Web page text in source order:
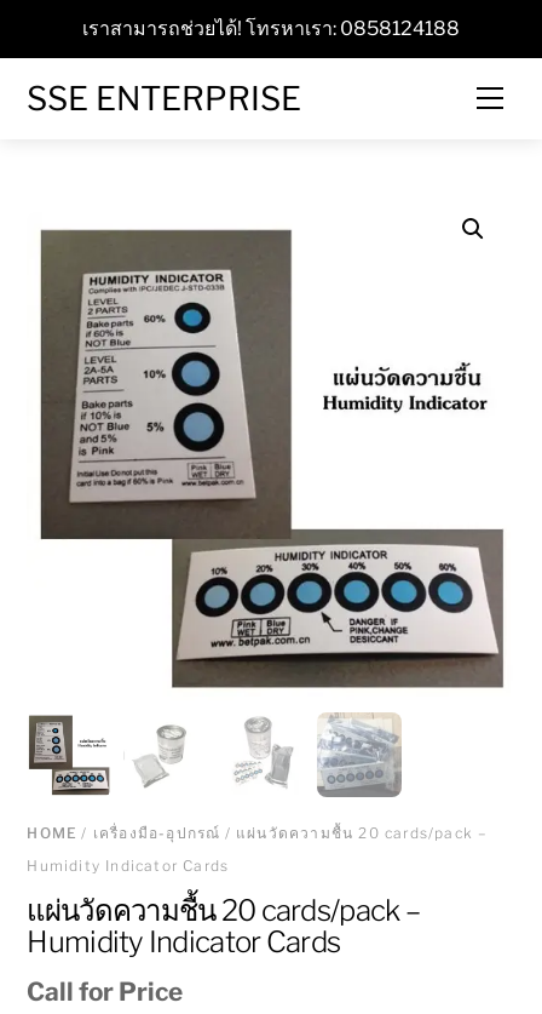
content
เราสามารถช่วยได้! โทรหาเรา: 0858124188
SSE ENTERPRISE
HOME / เครื่องมือ-อุปกรณ์ / แผ่นวัดความชื้น 20 cards/pack –
Humidity Indicator Cards
แผ่นวัดความชื้น 20 cards/pack –
Humidity Indicator Cards
Call for Price